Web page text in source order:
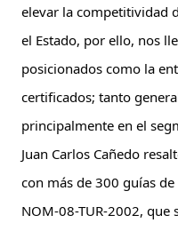
elevar la competitividad
el Estado, por ello, nos
posicionados como la
certificados; tanto
principalmente en el
Juan Carlos Cañedo
con más de 300 guías
NOM-08-TUR-2002, que